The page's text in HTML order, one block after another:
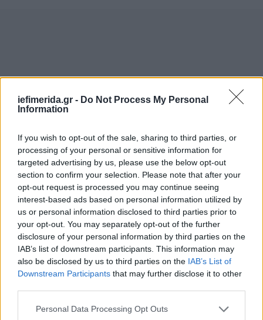
iefimerida.gr - Do Not Process My Personal
Information
If you wish to opt-out of the sale, sharing to third parties, or
processing of your personal or sensitive information for
targeted advertising by us, please use the below opt-out
section to confirm your selection. Please note that after your
opt-out request is processed you may continue seeing
interest-based ads based on personal information utilized by
us or personal information disclosed to third parties prior to
your opt-out. You may separately opt-out of the further
disclosure of your personal information by third parties on the
IAB’s list of downstream participants. This information may
also be disclosed by us to third parties on the IAB’s List of
Downstream Participants that may further disclose it to other
Please note that this website/app uses one or more Google
Personal Data Processing Opt Outs